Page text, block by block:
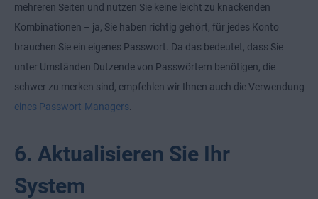
mehreren Seiten und nutzen Sie keine leicht zu knackenden
Kombinationen – ja, Sie haben richtig gehört, für jedes Konto
brauchen Sie ein eigenes Passwort. Da das bedeutet, dass Sie
unter Umständen Dutzende von Passwörtern benötigen, die
schwer zu merken sind, empfehlen wir Ihnen auch die Verwendung
eines Passwort-Managers
6. Aktualisieren Sie Ihr
System